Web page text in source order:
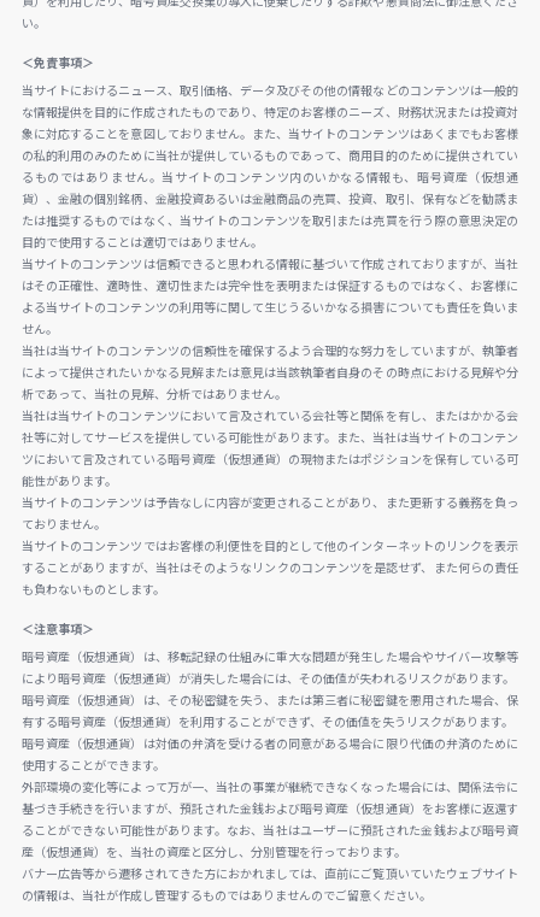
い。
＜免責事項＞
当サイトにおけるニュース、取引価格、データ及びその他の情報などのコンテンツは一般的
な情報提供を目的に作成されたものであり、特定のお客様のニーズ、財務状況または投資対
象に対応することを意図しておりません。また、当サイトのコンテンツはあくまでもお客様
の私的利用のみのために当社が提供しているものであって、商用目的のために提供されてい
るものではありません。当サイトのコンテンツ内のいかなる情報も、暗号資産（仮想通
貨）、金融の個別銘柄、金融投資あるいは金融商品の売買、投資、取引、保有などを勧誘ま
たは推奨するものではなく、当サイトのコンテンツを取引または売買を行う際の意思決定の
目的で使用することは適切ではありません。
当サイトのコンテンツは信頼できると思われる情報に基づいて作成されておりますが、当社
はその正確性、適時性、適切性または完全性を表明または保証するものではなく、お客様に
よる当サイトのコンテンツの利用等に関して生じうるいかなる損害についても責任を負いま
せん。
当社は当サイトのコンテンツの信頼性を確保するよう合理的な努力をしていますが、執筆者
によって提供されたいかなる見解または意見は当該執筆者自身のその時点における見解や分
析であって、当社の見解、分析ではありません。
当社は当サイトのコンテンツにおいて言及されている会社等と関係を有し、またはかかる会
社等に対してサービスを提供している可能性があります。また、当社は当サイトのコンテン
ツにおいて言及されている暗号資産（仮想通貨）の現物またはポジションを保有している可
能性があります。
当サイトのコンテンツは予告なしに内容が変更されることがあり、また更新する義務を負っ
ておりません。
当サイトのコンテンツではお客様の利便性を目的として他のインターネットのリンクを表示
することがありますが、当社はそのようなリンクのコンテンツを是認せず、また何らの責任
も負わないものとします。
＜注意事項＞
暗号資産（仮想通貨）は、移転記録の仕組みに重大な問題が発生した場合やサイバー攻撃等
により暗号資産（仮想通貨）が消失した場合には、その価値が失われるリスクがあります。
暗号資産（仮想通貨）は、その秘密鍵を失う、または第三者に秘密鍵を悪用された場合、保
有する暗号資産（仮想通貨）を利用することができず、その価値を失うリスクがあります。
暗号資産（仮想通貨）は対価の弁済を受ける者の同意がある場合に限り代価の弁済のために
使用することができます。
外部環境の変化等によって万が一、当社の事業が継続できなくなった場合には、関係法令に
基づき手続きを行いますが、預託された金銭および暗号資産（仮想通貨）をお客様に返還す
ることができない可能性があります。なお、当社はユーザーに預託された金銭および暗号資
産（仮想通貨）を、当社の資産と区分し、分別管理を行っております。
バナー広告等から遷移されてきた方におかれましては、直前にご覧頂いていたウェブサイト
の情報は、当社が作成し管理するものではありませんのでご留意ください。